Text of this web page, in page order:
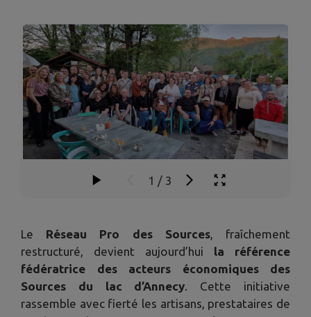
1 / 3
Le Réseau Pro des Sources, fraîchement
restructuré, devient aujourd’hui la référence
fédératrice des acteurs économiques des
Sources du lac d’Annecy. Cette initiative
rassemble avec fierté les artisans, prestataires de